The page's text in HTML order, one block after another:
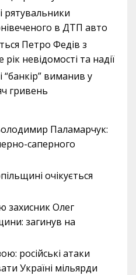
рятувальники
в ДТП авто
Петро Федів з
невідомості та надії
виманив у
гривень
Паламарчук:
саперного
очікується
захисник Олег
загинув на
російські атаки
Україні мільярди